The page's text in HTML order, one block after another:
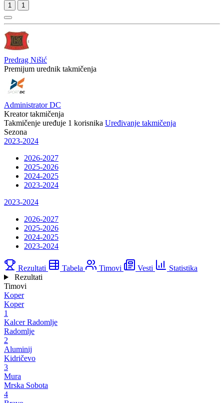
1 1
Predrag Nišić
Premijum urednik takmičenja
Administrator DC
Kreator takmičenja
Takmičenje uređuje 1 korisnika Uređivanje takmičenja
Sezona
2023-2024
2026-2027
2025-2026
2024-2025
2023-2024
2023-2024
2026-2027
2025-2026
2024-2025
2023-2024
Rezultati Tabela Timovi Vesti
Statistika
Rezultati
Timovi
Koper
Koper
1
Kalcer Radomlje
Radomlje
2
Aluminij
Kidričevo
3
Mura
Mrska Sobota
4